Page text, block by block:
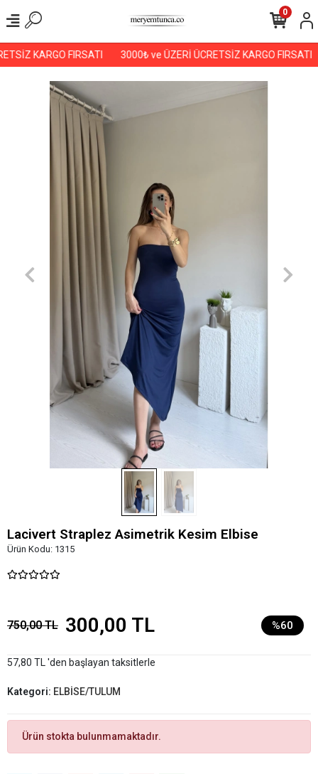
KARGO FIRSATI 3000₺ ve ÜZERİ ÜCRETSİZ KARGO FIRSATI
0
Lacivert Straplez Asimetrik Kesim Elbise
Ürün Kodu: 1315
750,00 TL 300,00 TL %60
57,80 TL 'den başlayan taksitlerle
Kategori: ELBİSE/TULUM
Ürün stokta bulunmamaktadır.